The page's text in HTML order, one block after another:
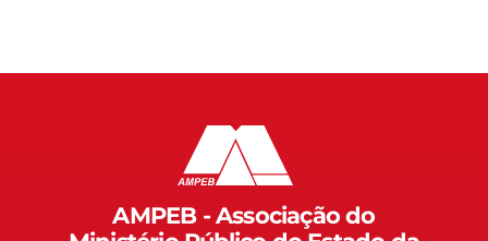
AMPEB - Associação do